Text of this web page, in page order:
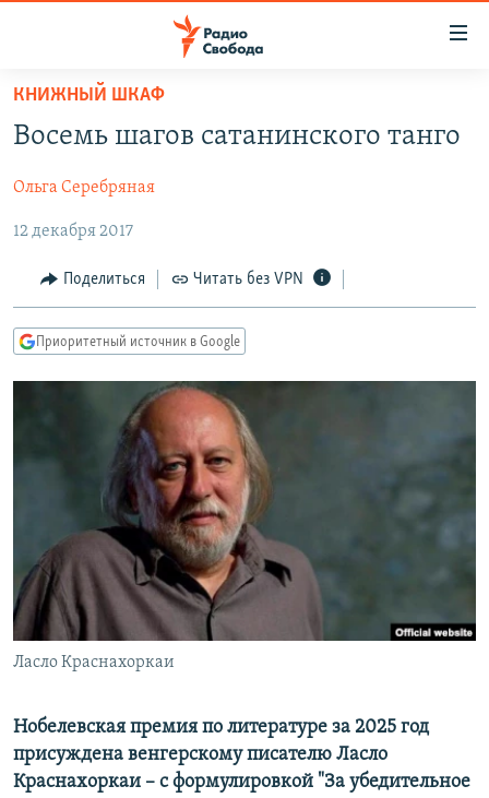
упрощенного
доступа
содержанию
Вернутся
главной
навигации
Вернутся
АВТОРСКИЕ ПРОЕКТЫ
ЦИТАТЫ СВОБОДЫ
МНЕНИЯ
КУЛЬТУРА
IDEL.РЕАЛИИ
КАВКАЗ.РЕАЛИИ
СЕВЕР.РЕАЛИИ
СИБИРЬ.РЕАЛИИ
РАСПИСАНИЕ ВЕЩАНИЯ
ПОДПИШИТЕСЬ НА РАССЫЛКУ
СОЦИАЛЬНЫЕ СЕТИ
Все сайты РСЕ/РС
КНИЖНЫЙ ШКАФ
Восемь шагов сатанинского танго
Ольга Серебряная
12 декабря 2017
Поделиться Читать без VPN
Приоритетный источник в Google
Ласло Краснахоркаи
Нобелевская премия по литературе за 2025 год
присуждена венгерскому писателю Ласло
Краснахоркаи – с формулировкой "За убедительное